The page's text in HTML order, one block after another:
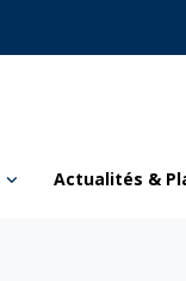
Actualités &